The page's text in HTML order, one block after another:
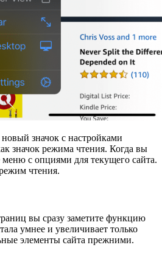
значок с настройками
значок режима чтения. Когда вы
меню с опциями для текущего сайта.
чтения.
вы сразу заметите функцию
умнее и увеличивает только
элементы сайта прежними.